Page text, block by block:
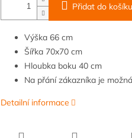
Přidat do košíku
Výška 66 cm
Šířka 70x70 cm
Hloubka boku 40 cm
Na přání zákazníka je
Detailní informace